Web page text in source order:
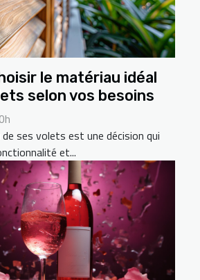
le matériau idéal
selon vos besoins
ses volets est une décision qui
et...